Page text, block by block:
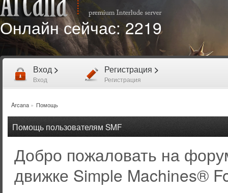
Онлайн сейчас:2219
Вход >
Вход
Регистрация >
Регистрация
Arcana» Помощь
Помощь пользователям SMF
Добро пожаловать на
движке Simple Machines®